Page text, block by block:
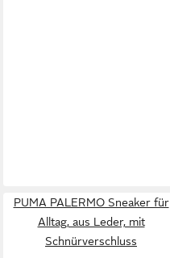
PUMA PALERMO Sneaker für
Alltag, aus Leder, mit
Schnürverschluss